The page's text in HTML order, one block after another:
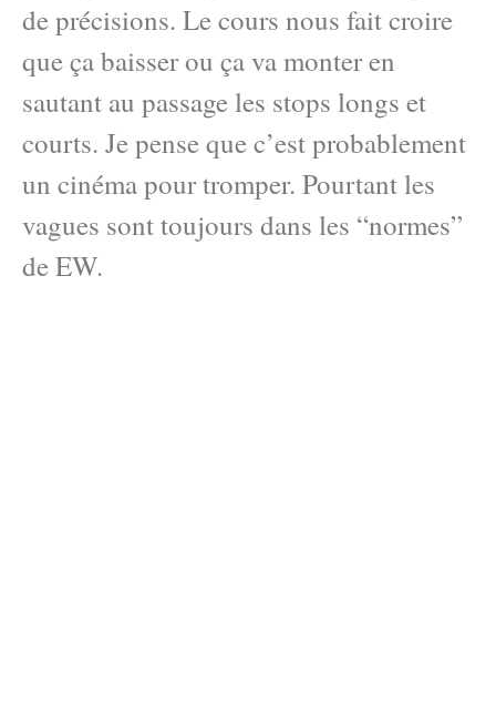
de précisions. Le cours nous fait croire
que ça baisser ou ça va monter en
sautant au passage les stops longs et
courts. Je pense que c’est probablement
un cinéma pour tromper. Pourtant les
vagues sont toujours dans les “normes”
de EW.